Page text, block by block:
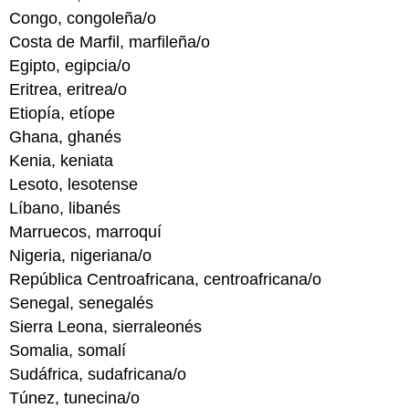
Congo, congoleña/o
Costa de Marfil, marfileña/o
Egipto, egipcia/o
Eritrea, eritrea/o
Etiopía, etíope
Ghana, ghanés
Kenia, keniata
Lesoto, lesotense
Líbano, libanés
Marruecos, marroquí
Nigeria, nigeriana/o
República Centroafricana, centroafricana/o
Senegal, senegalés
Sierra Leona, sierraleonés
Somalia, somalí
Sudáfrica, sudafricana/o
Túnez, tunecina/o